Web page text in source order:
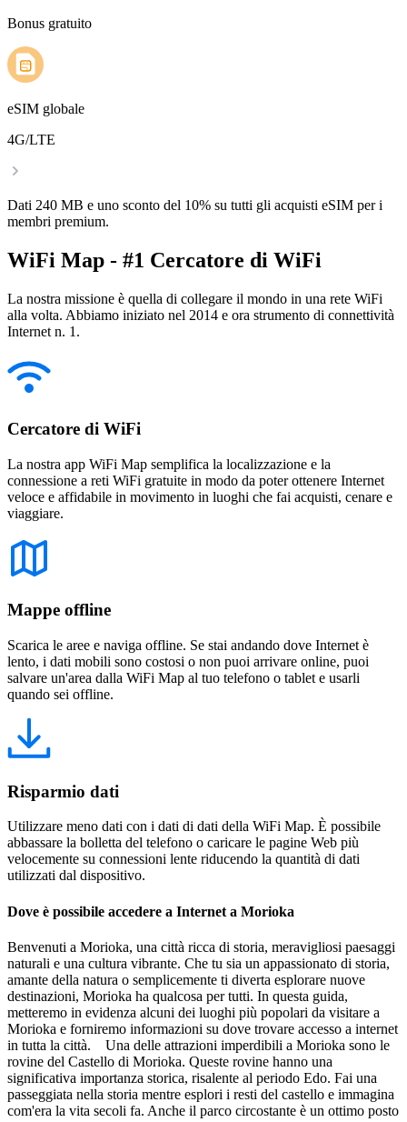
Bonus gratuito
eSIM globale
4G/LTE
Dati 240 MB e uno sconto del 10% su tutti gli acquisti eSIM per i
membri premium.
WiFi Map - #1 Cercatore di WiFi
La nostra missione è quella di collegare il mondo in una rete WiFi
alla volta. Abbiamo iniziato nel 2014 e ora strumento di connettività
Internet n. 1.
Cercatore di WiFi
La nostra app WiFi Map semplifica la localizzazione e la
connessione a reti WiFi gratuite in modo da poter ottenere Internet
veloce e affidabile in movimento in luoghi che fai acquisti, cenare e
viaggiare.
Mappe offline
Scarica le aree e naviga offline. Se stai andando dove Internet è
lento, i dati mobili sono costosi o non puoi arrivare online, puoi
salvare un'area dalla WiFi Map al tuo telefono o tablet e usarli
quando sei offline.
Risparmio dati
Utilizzare meno dati con i dati di dati della WiFi Map. È possibile
abbassare la bolletta del telefono o caricare le pagine Web più
velocemente su connessioni lente riducendo la quantità di dati
utilizzati dal dispositivo.
Dove è possibile accedere a Internet a Morioka
Benvenuti a Morioka, una città ricca di storia, meravigliosi paesaggi
naturali e una cultura vibrante. Che tu sia un appassionato di storia,
amante della natura o semplicemente ti diverta esplorare nuove
destinazioni, Morioka ha qualcosa per tutti. In questa guida,
metteremo in evidenza alcuni dei luoghi più popolari da visitare a
Morioka e forniremo informazioni su dove trovare accesso a internet
in tutta la città. Una delle attrazioni imperdibili a Morioka sono le
rovine del Castello di Morioka. Queste rovine hanno una
significativa importanza storica, risalente al periodo Edo. Fai una
passeggiata nella storia mentre esplori i resti del castello e immagina
com'era la vita secoli fa. Anche il parco circostante è un ottimo posto